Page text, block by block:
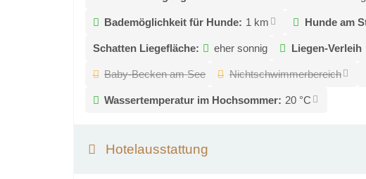
Bademöglichkeit für Hunde: 1 km Hunde am
Schatten Liegefläche: eher sonnig Liegen-Verleih
Baby-Becken am See Nichtschwimmerbereich
Wassertemperatur im Hochsommer: 20 °C
Hotelausstattung